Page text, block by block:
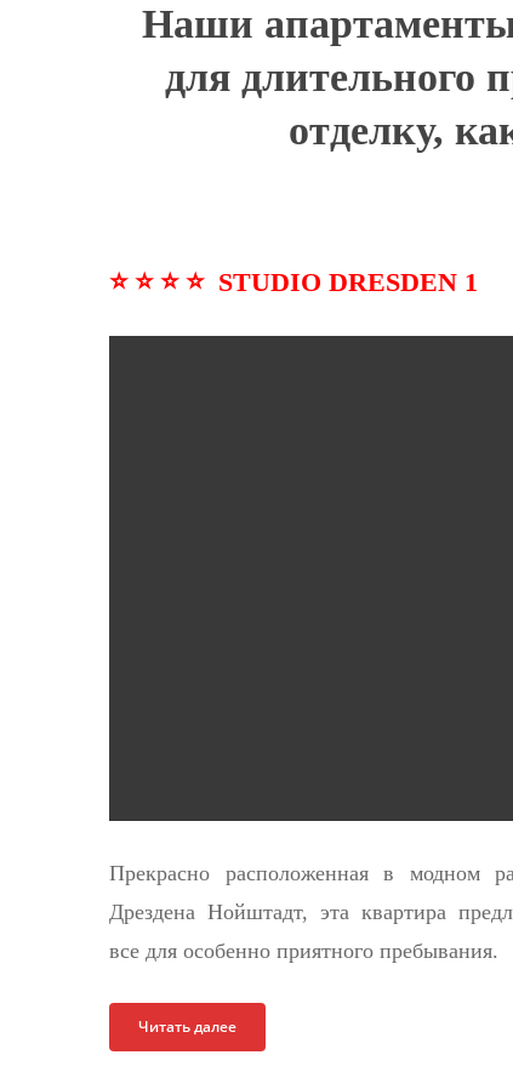
Наши апартаменты
для длительного
отделку,
⭐ ⭐ ⭐ ⭐ STUDIO DRESDEN 1
Прекрасно расположенная в модном
Дрездена Нойштадт, эта квартира
все для особенно приятного пребывания.
Читать далее